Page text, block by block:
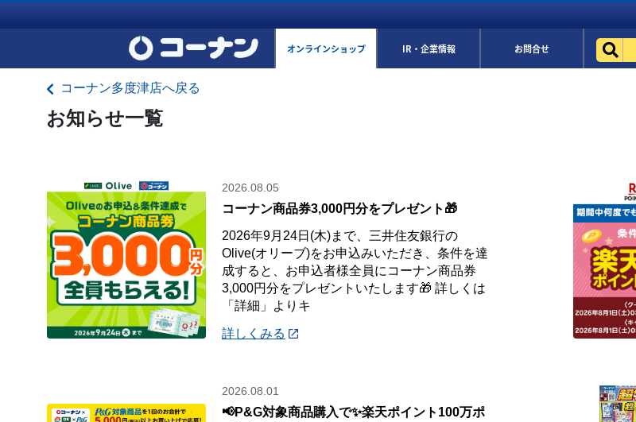
オンラインショップ IR・企業情報 お問合せ
コーナン多度津店へ戻る
お知らせ一覧
2026.08.05
コーナン商品券3,000円分をプレゼント🎁
2026年9月24日(木)まで、三井住友銀行の
Olive(オリーブ)をお申込みいただき、条件を達
成すると、お申込者様全員にコーナン商品券
3,000円分をプレゼントいたします🎁 詳しくは
「詳細」よりキ
詳しくみる
2026.08.01
📢P&G対象商品購入で✨楽天ポイント100万ポ